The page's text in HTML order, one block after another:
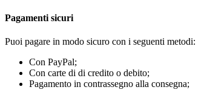
Pagamenti sicuri
Puoi pagare in modo sicuro con i seguenti metodi:
Con PayPal;
Con carte di di credito o debito;
Pagamento in contrassegno alla consegna;